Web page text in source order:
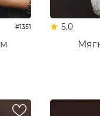
#1351 5.0